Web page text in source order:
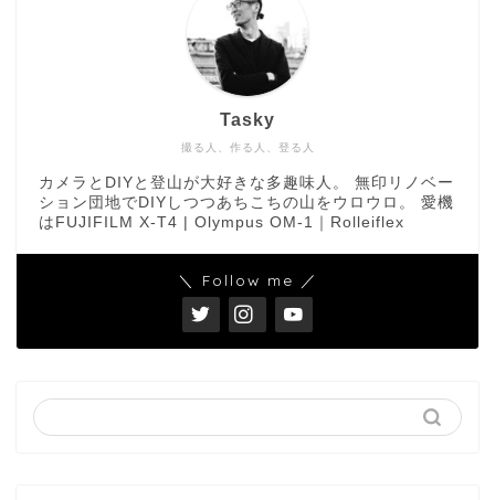
撮る人、作る人、登る人
Tasky
カメラとDIYと登山が大好きな多趣味人。 無印リノベー
ション団地でDIYしつつあちこちの山をウロウロ。 愛機
はFUJIFILM X-T4 | Olympus OM-1｜Rolleiflex
＼ Follow me ／